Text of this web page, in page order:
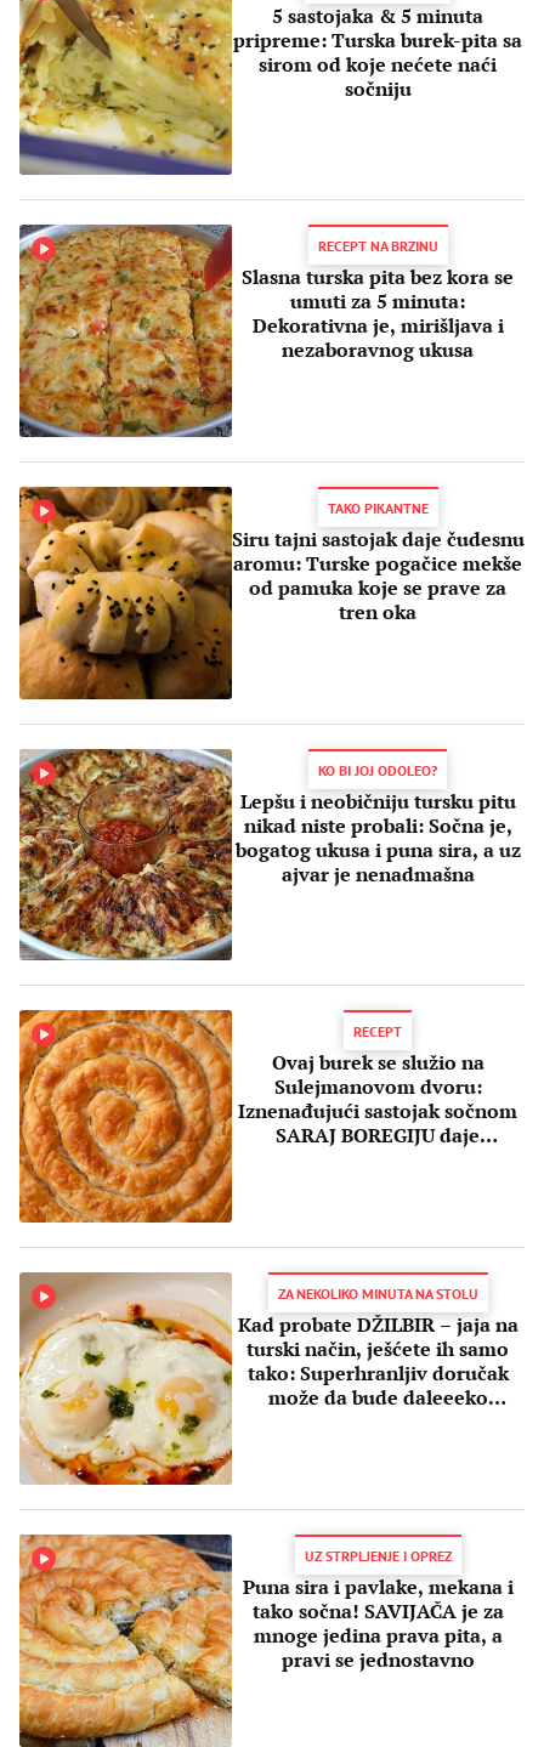
5 sastojaka & 5 minuta
pripreme: Turska burek-pita sa
sirom od koje nećete naći
sočniju
RECEPT NA BRZINU
Slasna turska pita bez kora se
umuti za 5 minuta:
Dekorativna je, mirišljava i
nezaboravnog ukusa
TAKO PIKANTNE
Siru tajni sastojak daje čudesnu
aromu: Turske pogačice mekše
od pamuka koje se prave za
tren oka
KO BI JOJ ODOLEO?
Lepšu i neobičniju tursku pitu
nikad niste probali: Sočna je,
bogatog ukusa i puna sira, a uz
ajvar je nenadmašna
RECEPT
Ovaj burek se služio na
Sulejmanovom dvoru:
Iznenađujući sastojak sočnom
SARAJ BOREGIJU daje
ZA NEKOLIKO MINUTA NA STOLU
Kad probate DŽILBIR – jaja na
turski način, ješćete ih samo
tako: Superhranljiv doručak
može da bude daleeeko
UZ STRPLJENJE I OPREZ
Puna sira i pavlake, mekana i
tako sočna! SAVIJAČA je za
mnoge jedina prava pita, a
pravi se jednostavno